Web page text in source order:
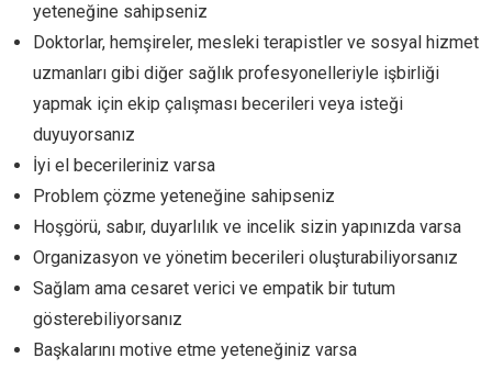
yeteneğine sahipseniz
Doktorlar, hemşireler, mesleki terapistler ve sosyal hizmet
uzmanları gibi diğer sağlık profesyonelleriyle işbirliği
yapmak için ekip çalışması becerileri veya isteği
duyuyorsanız
İyi el becerileriniz varsa
Problem çözme yeteneğine sahipseniz
Hoşgörü, sabır, duyarlılık ve incelik sizin yapınızda varsa
Organizasyon ve yönetim becerileri oluşturabiliyorsanız
Sağlam ama cesaret verici ve empatik bir tutum
gösterebiliyorsanız
Başkalarını motive etme yeteneğiniz varsa